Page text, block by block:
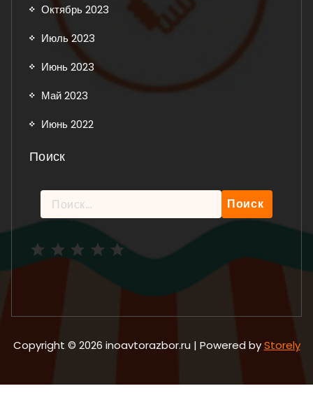
Октябрь 2023
Июль 2023
Июнь 2023
Май 2023
Июнь 2022
Поиск
Найти:
Copyright © 2026 inoavtorazbor.ru | Powered byStorely